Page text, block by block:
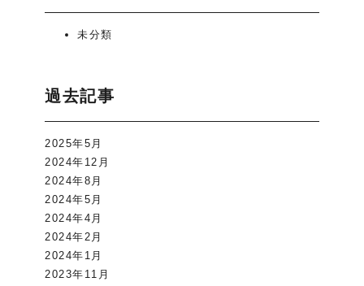
未分類
過去記事
2025年5月
2024年12月
2024年8月
2024年5月
2024年4月
2024年2月
2024年1月
2023年11月